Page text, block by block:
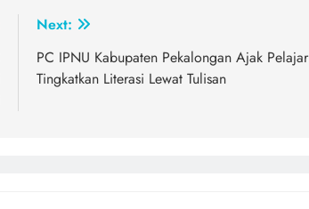
Next:
PC IPNU Kabupaten Pekalongan Ajak Pelajar
Tingkatkan Literasi Lewat Tulisan